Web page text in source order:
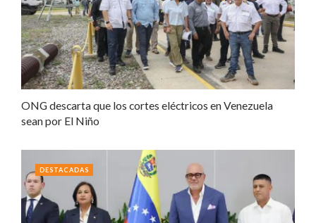
ONG descarta que los cortes eléctricos en Venezuela
sean por El Niño
DESTACADAS